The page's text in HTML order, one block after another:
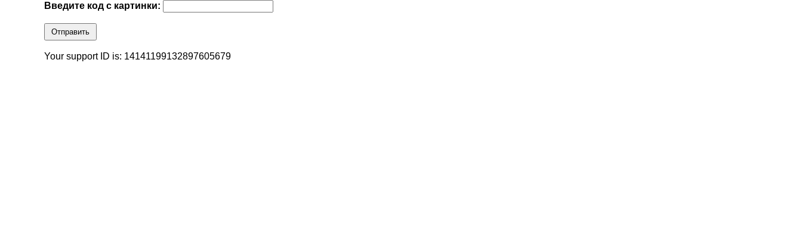
Введите код с картинки:
Отправить
Your support ID is: 14141199132897605679